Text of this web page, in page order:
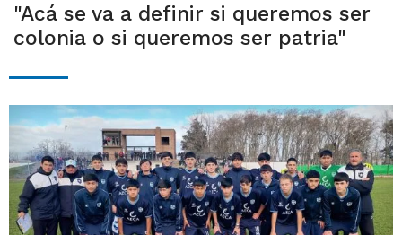
"Acá se va a definir si queremos ser
colonia o si queremos ser patria"